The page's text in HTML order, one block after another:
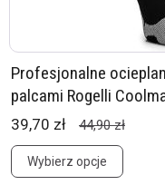
Profesjonalne
palcami Rogelli
39,70 zł 44,90 zł
Wybierz opcje